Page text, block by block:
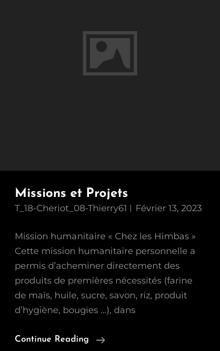
Missions et Projets
T_18-Cheriot_08-Thierry61 Février 13, 2023
Mission humanitaire « Chez les Himbas »
Cette mission humanitaire personnelle a
permis d’acheminer directement des
produits de premières nécessités (farine
de maïs, huile, sucre, savon, riz, produit
d’hygiène, bougies …), dans
Continue Reading
Missions